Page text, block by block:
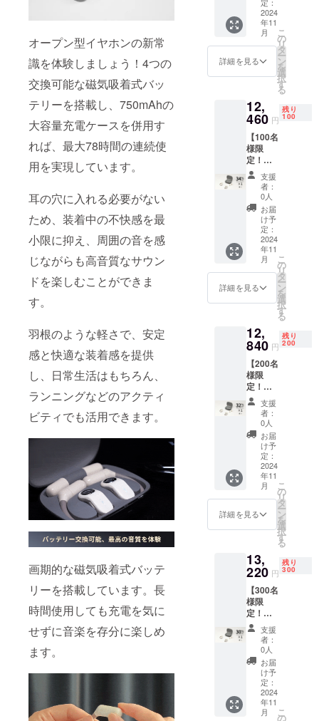
オープン型イヤホンの新常
識を体験しましょう！4つの
交換可能な磁気吸着式バッ
テリーを搭載し、750mAhの
大容量充電ケースを併用す
れば、最大78時間の連続使
用を実現しています。
耳の穴に入れる必要がない
ため、装着中の不快感を最
小限に抑え、周囲の音を感
じながらも高音質なサウン
ドを楽しむことができま
す。
羽根のような軽さで、安定
感と快適な装着感を提供
し、日常生活はもちろん、
ランニングなどのアクティ
ビティでも活用できます。
画期的な磁気吸着式バッテ
リーを搭載しています。長
時間使用しても充電を気に
せずに音楽を存分に楽しめ
ます。
ています。
製品の販売
だけでなく
運営にまで
皆様のニー
ズを十分に
満たす製品
をご提供し
続けること
が弊社の目
標となって
おります。
製品及び配
送に関する
お問い合わ
せ→Eメー
support@gat
her-tech.jp
「VZE
」×1 一
般予定
販売価
格:18,8
90円
（税
送料無
料（日
本国内
限定）
内容
物： 本
体セッ
ト×1 交
換バッ
テリー
×2 日本
語取扱
説明書
2024
年11
月
詳細を見る
こ
の
リ
タ
ー
ン
を
選
択
す
る
12,
460 円
残り
100
【100名
様限
定！超
早割
34％OF
F !】
オープ
ンイヤ
ホン
「VZE
」×1 一
般予定
販売価
格:18,8
90円
（税
送料無
料（日
本国内
限定）
内容
物： 本
体セッ
ト×1 交
換バッ
テリー
×2 日本
語取扱
説明書
支援
者：
0人
お届
け予
定：
2024
年11
月
詳細を見る
こ
の
リ
タ
ー
ン
を
選
択
す
る
12,
840 円
残り
200
【200名
様限
定！早
割
32％OF
F !】
オープ
ンイヤ
ホン
「VZE
」×1 一
般予定
販売価
格:18,8
90円
（税
送料無
料（日
本国内
限定）
内容
物： 本
体セッ
ト×1 交
換バッ
テリー
×2 日本
語取扱
説明書
支援
者：
0人
お届
け予
定：
2024
年11
月
詳細を見る
こ
の
リ
タ
ー
ン
を
選
択
す
る
13,
220 円
残り
300
【300名
様限
定！早
割
30％OF
F !】
オープ
ンイヤ
ホン
「VZE
」×1 一
般予定
支援
者：
0人
お届
け予
定：
2024
年11
月
こ
の